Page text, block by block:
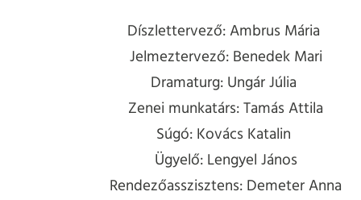
Díszlettervező: Ambrus Mária
Jelmeztervező: Benedek Mari
Dramaturg: Ungár Júlia
Zenei munkatárs: Tamás Attila
Súgó: Kovács Katalin
Ügyelő: Lengyel János
Rendezőasszisztens: Demeter Anna